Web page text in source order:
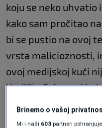
koju se neko
kako sam pročitao
bi se pustio na ovoj
vrsta malicioznosti,
ovoj medijskoj kući
Hadžihafizbegović,
Brinemo o vašoj
Mi i naši 603 partneri